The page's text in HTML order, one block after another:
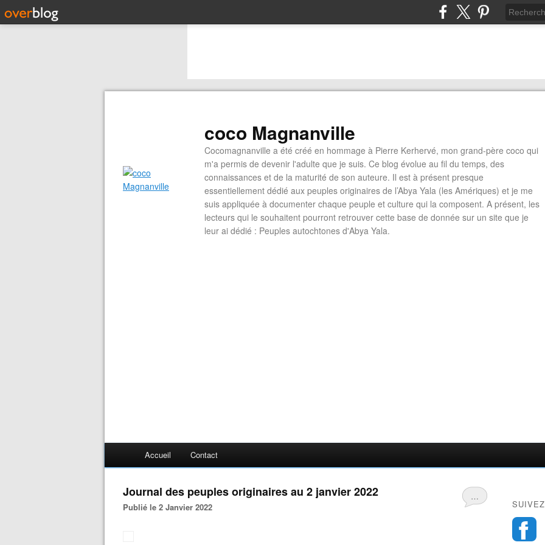
coco Magnanville
Cocomagnanville a été créé en hommage à Pierre Kerhervé, mon grand-père coco qui
m'a permis de devenir l'adulte que je suis. Ce blog évolue au fil du temps, des
connaissances et de la maturité de son auteure. Il est à présent presque
essentiellement dédié aux peuples originaires de l’Abya Yala (les Amériques) et je me
suis appliquée à documenter chaque peuple et culture qui la composent. A présent, les
lecteurs qui le souhaitent pourront retrouver cette base de donnée sur un site que je
leur ai dédié : Peuples autochtones d'Abya Yala.
Accueil Contact
…
Journal des peuples originaires au 2 janvier 2022
Publié le 2 Janvier 2022